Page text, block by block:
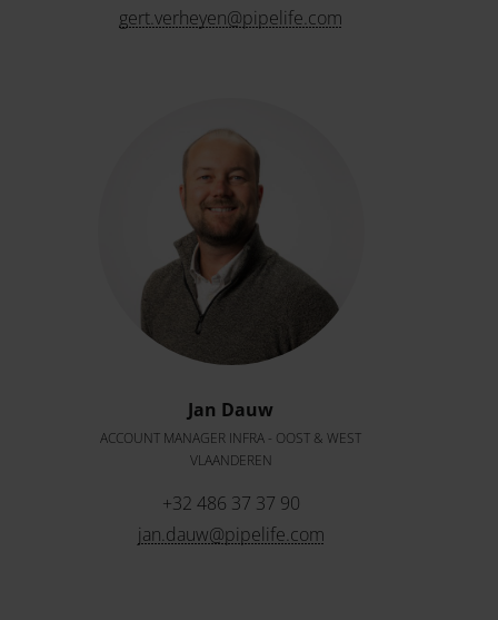
gert.verheyen@pipelife.com
Jan Dauw
ACCOUNT MANAGER INFRA - OOST & WEST
VLAANDEREN
+32 486 37 37 90
jan.dauw@pipelife.com